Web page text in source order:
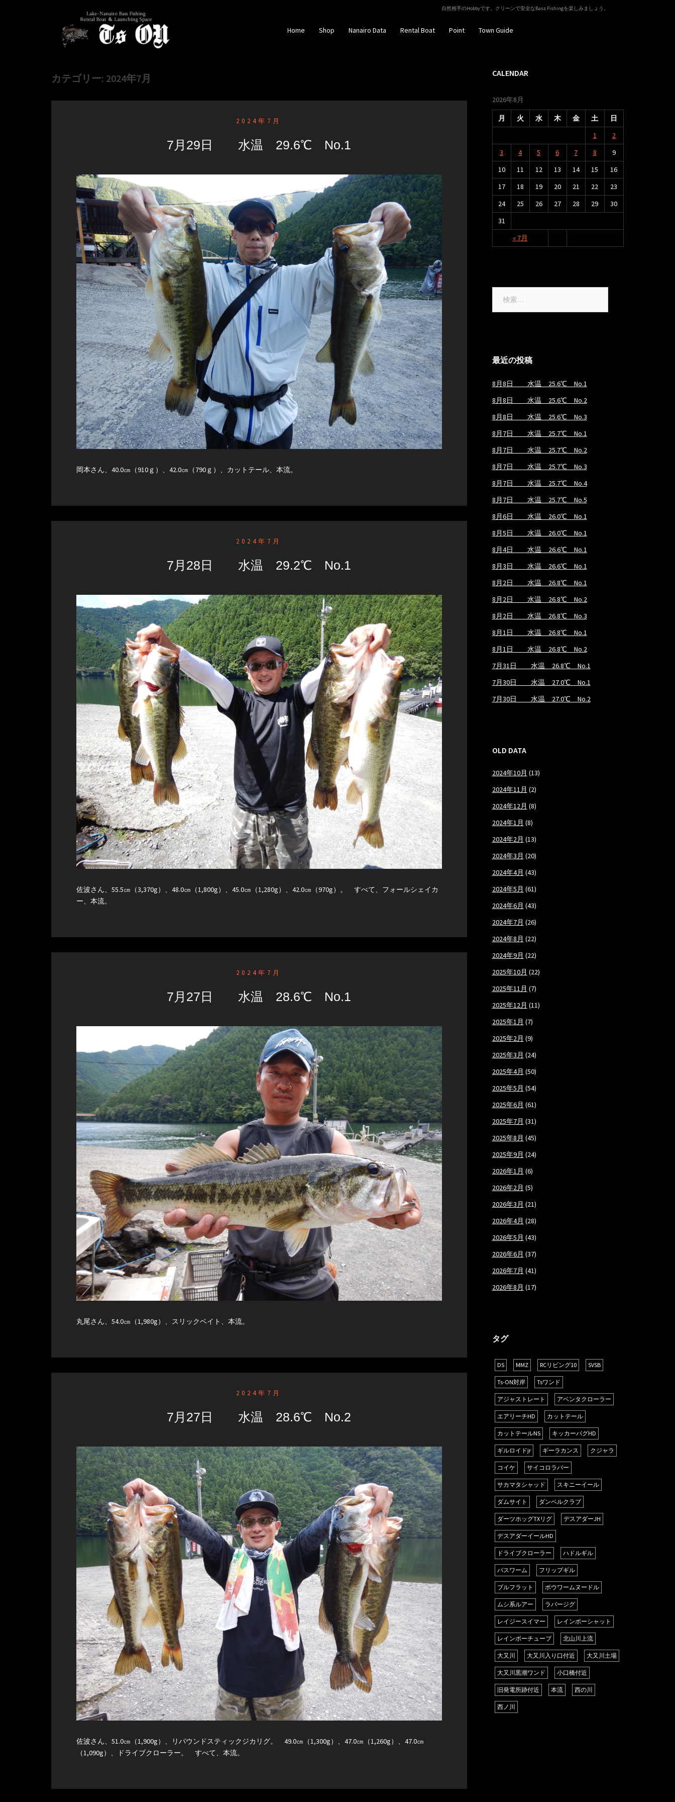
自然相手のHobbyです。クリーンで安全なBass Fishingを楽しみましょう。
Home Shop Nanairo Data Rental Boat Point Town Guide
カテゴリー: 2024年7月
2024年7月
7月29日 水温 29.6℃ No.1
岡本さん、40.0㎝（910ｇ）、42.0㎝（790ｇ）、カットテール、本流。
2024年7月
7月28日 水温 29.2℃ No.1
佐波さん、55.5㎝（3,370g）、48.0㎝（1,800g）、45.0㎝（1,280g）、42.0㎝（970g）。 すべて、フォールシェイカ
ー、本流。
2024年7月
7月27日 水温 28.6℃ No.1
丸尾さん、54.0㎝（1,980g）、スリックベイト、本流。
2024年7月
7月27日 水温 28.6℃ No.2
佐波さん、51.0㎝（1,900g）、リバウンドスティックジカリグ。 49.0㎝（1,300g）、47.0㎝（1,260g）、47.0㎝
（1,090g）、ドライブクローラー。 すべて、本流。
CALENDAR
2026年8月
月 火 水 木 金 土 日
« 7月
1
2
3
4 5 6 7 8
9
10
11 12 13 14 15
16
17
18 19 20 21 22
23
24
25 26 27 28 29
30
31
最近の投稿
8月8日 水温 25.6℃ No.1
8月8日 水温 25.6℃ No.2
8月8日 水温 25.6℃ No.3
8月7日 水温 25.7℃ No.1
8月7日 水温 25.7℃ No.2
8月7日 水温 25.7℃ No.3
8月7日 水温 25.7℃ No.4
8月7日 水温 25.7℃ No.5
8月6日 水温 26.0℃ No.1
8月5日 水温 26.0℃ No.1
8月4日 水温 26.6℃ No.1
8月3日 水温 26.6℃ No.1
8月2日 水温 26.8℃ No.1
8月2日 水温 26.8℃ No.2
8月2日 水温 26.8℃ No.3
8月1日 水温 26.8℃ No.1
8月1日 水温 26.8℃ No.2
7月31日 水温 26.8℃ No.1
7月30日 水温 27.0℃ No.1
7月30日 水温 27.0℃ No.2
OLD DATA
2024年10月 (13)
2024年11月 (2)
2024年12月 (8)
2024年1月 (8)
2024年2月 (13)
2024年3月 (20)
2024年4月 (43)
2024年5月 (61)
2024年6月 (43)
2024年7月 (26)
2024年8月 (22)
2024年9月 (22)
2025年10月 (22)
2025年11月 (7)
2025年12月 (11)
2025年1月 (7)
2025年2月 (9)
2025年3月 (24)
2025年4月 (50)
2025年5月 (54)
2025年6月 (61)
2025年7月 (31)
2025年8月 (45)
2025年9月 (24)
2026年1月 (6)
2026年2月 (5)
2026年3月 (21)
2026年4月 (28)
2026年5月 (43)
2026年6月 (37)
2026年7月 (41)
2026年8月 (17)
タグ
DS MMZ RCリビング10 SVSB
Ts-ON対岸 Tsワンド
アジャストレート アベンタクローラー
エアリーチHD カットテール
カットテールNS キッカーバグHD
ギルロイドjr ギーラカンス クジャラ
コイケ サイコロラバー
サカマタシャッド スキニーイール
ダムサイト ダンベルクラブ
ダーツホッグTXリグ デスアダーJH
デスアダーイールHD
ドライブクローラー ハドルギル
バスワーム フリップギル
ブルフラット ボウワームヌードル
ムシ系ルアー ラバージグ
レイジースイマー レインボーシャット
レインボーチューブ 北山川上流
大又川 大又川入り口付近 大又川土場
大又川黒潮ワンド 小口橋付近
旧発電所跡付近 本流 西の川
西ノ川